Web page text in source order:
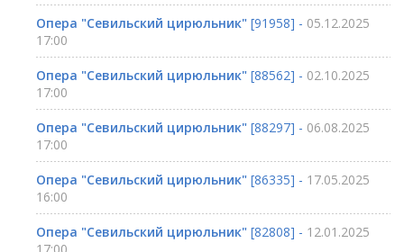
Опера "Севильский цирюльник" [91958] - 05.12.2025
17:00
Опера "Севильский цирюльник" [88562] - 02.10.2025
17:00
Опера "Севильский цирюльник" [88297] - 06.08.2025
17:00
Опера "Севильский цирюльник" [86335] - 17.05.2025
16:00
Опера "Севильский цирюльник" [82808] - 12.01.2025